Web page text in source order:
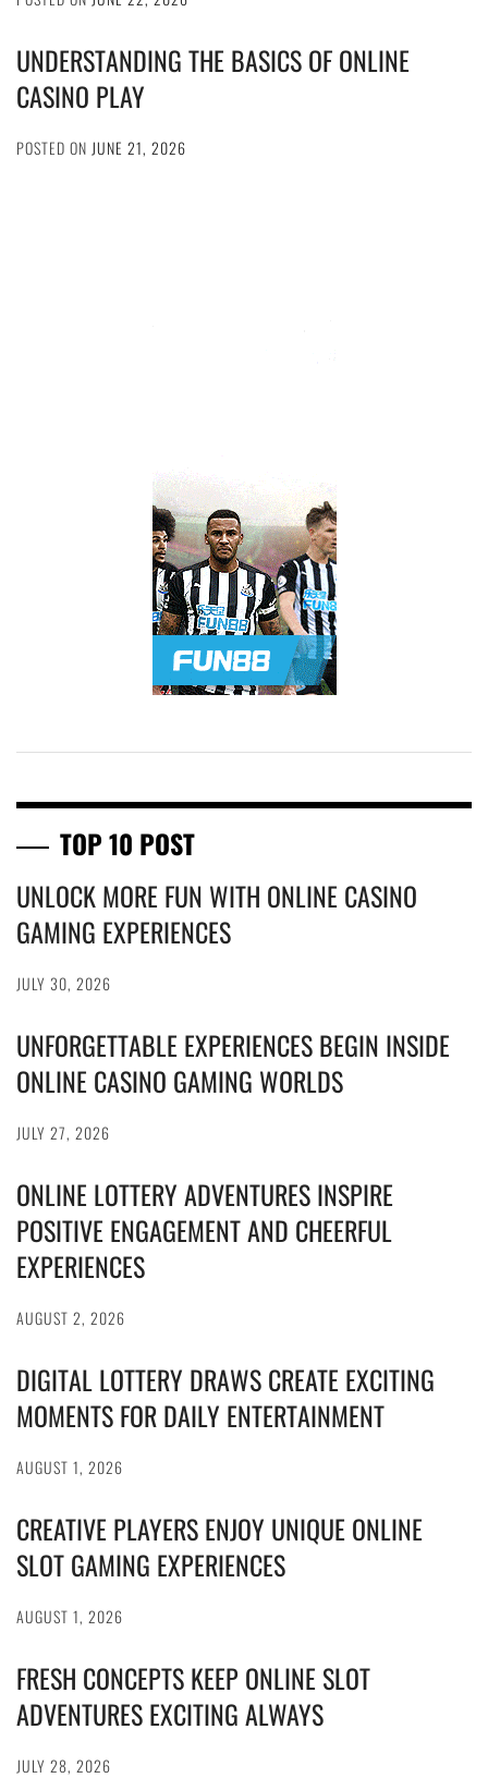
UNDERSTANDING THE BASICS OF ONLINE
CASINO PLAY
POSTED ON JUNE 21, 2026
TOP 10 POST
UNLOCK MORE FUN WITH ONLINE CASINO
GAMING EXPERIENCES
JULY 30, 2026
UNFORGETTABLE EXPERIENCES BEGIN INSIDE
ONLINE CASINO GAMING WORLDS
JULY 27, 2026
ONLINE LOTTERY ADVENTURES INSPIRE
POSITIVE ENGAGEMENT AND CHEERFUL
EXPERIENCES
AUGUST 2, 2026
DIGITAL LOTTERY DRAWS CREATE EXCITING
MOMENTS FOR DAILY ENTERTAINMENT
AUGUST 1, 2026
CREATIVE PLAYERS ENJOY UNIQUE ONLINE
SLOT GAMING EXPERIENCES
AUGUST 1, 2026
FRESH CONCEPTS KEEP ONLINE SLOT
ADVENTURES EXCITING ALWAYS
JULY 28, 2026